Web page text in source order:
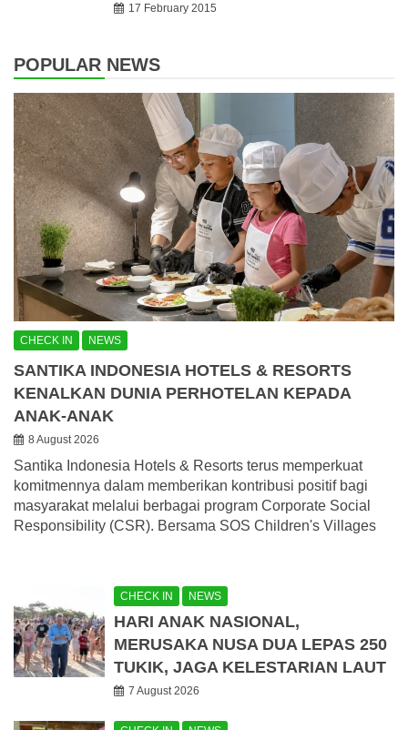
17 February 2015
POPULAR NEWS
CHECK IN NEWS
SANTIKA INDONESIA HOTELS & RESORTS
KENALKAN DUNIA PERHOTELAN KEPADA
ANAK-ANAK
8 August 2026
Santika Indonesia Hotels & Resorts terus memperkuat
komitmennya dalam memberikan kontribusi positif bagi
masyarakat melalui berbagai program Corporate Social
Responsibility (CSR). Bersama SOS Children's Villages
CHECK IN NEWS
HARI ANAK NASIONAL,
MERUSAKA NUSA DUA LEPAS 250
TUKIK, JAGA KELESTARIAN LAUT
7 August 2026